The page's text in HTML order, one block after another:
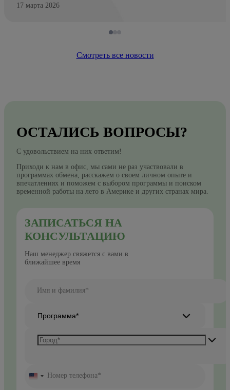
17 марта 2026
Смотреть все новости
ОСТАЛИСЬ ВОПРОСЫ?
С удовольствием на них ответим!
Приходи к нам в офис, мы сами не раз участвовали в
программах обмена, расскажем о своем личном опыте и
впечатлениях и поможем с выбором программы и поиском
временной работы на лето в Америке и других странах мира.
ЗАПИСАТЬСЯ НА
КОНСУЛЬТАЦИЮ
Наш менеджер свяжется с вами в
ближайшее время
Имя и фамилия*
Программа*
UnitedНомер телефона*